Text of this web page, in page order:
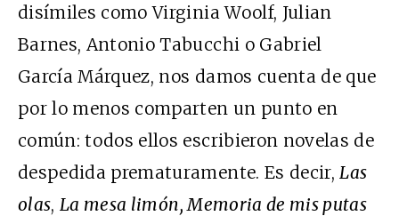
disímiles como Virginia Woolf, Julian
Barnes, Antonio Tabucchi o Gabriel
García Márquez, nos damos cuenta de que
por lo menos comparten un punto en
común: todos ellos escribieron novelas de
despedida prematuramente. Es decir,Las
olas,La mesa limón, Memoria de mis putas